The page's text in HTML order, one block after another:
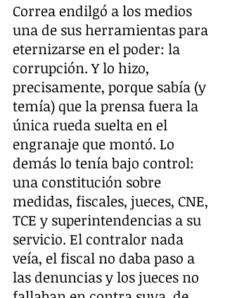
Correa endilgó a los medios
una de sus herramientas para
eternizarse en el poder: la
corrupción. Y lo hizo,
precisamente, porque sabía (y
temía) que la prensa fuera la
única rueda suelta en el
engranaje que montó. Lo
demás lo tenía bajo control:
una constitución sobre
medidas, fiscales, jueces, CNE,
TCE y superintendencias a su
servicio. El contralor nada
veía, el fiscal no daba paso a
las denuncias y los jueces no